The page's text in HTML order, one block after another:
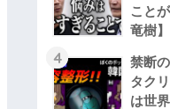
こと
竜樹
4
禁断
タク
は世